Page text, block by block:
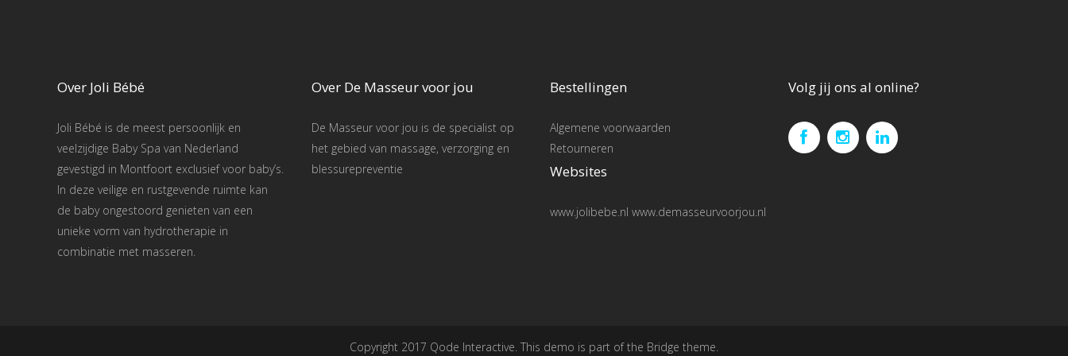
Over Joli Bébé
Joli Bébé is de meest persoonlijk en
veelzijdige Baby Spa van Nederland
gevestigd in Montfoort exclusief voor baby’s.
In deze veilige en rustgevende ruimte kan
de baby ongestoord genieten van een
unieke vorm van hydrotherapie in
combinatie met masseren.
Over De Masseur voor jou
De Masseur voor jou is de specialist op
het gebied van massage, verzorging en
blessurepreventie
Bestellingen
Algemene voorwaarden
Retourneren
Websites
www.jolibebe.nl www.demasseurvoorjou.nl
Volg jij ons al online?
Copyright 2017 Qode Interactive. This demo is part of the Bridge theme.